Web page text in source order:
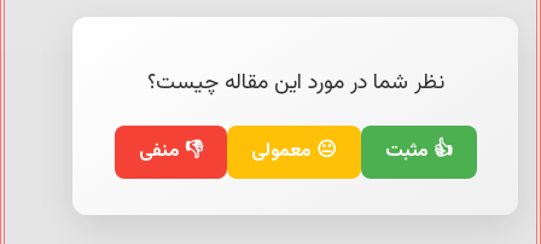
نظر شما در مورد این مقاله چیست؟
👍 مثبت 😐 معمولی 👎 منفی